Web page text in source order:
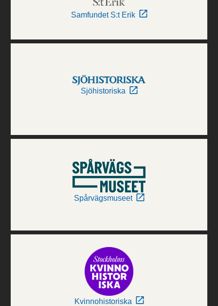
Samfundet S:t Erik
Sjöhistoriska
Spårvägsmuseet
Kvinnohistoriska